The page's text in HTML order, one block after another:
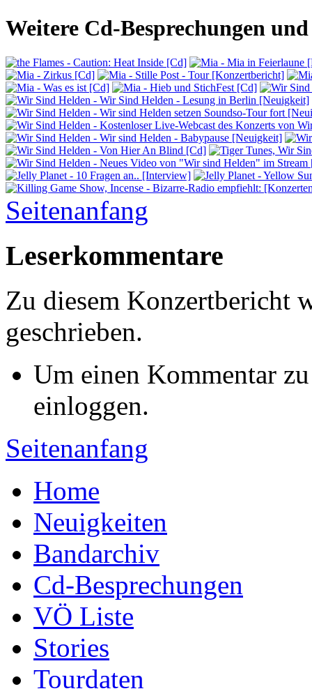
Weitere Cd-Besprechungen
Seitenanfang
Leserkommentare
Zu diesem Konzertbericht
geschrieben.
Um einen Kommentar
einloggen.
Seitenanfang
Home
Neuigkeiten
Bandarchiv
Cd-Besprechungen
VÖ Liste
Stories
Tourdaten